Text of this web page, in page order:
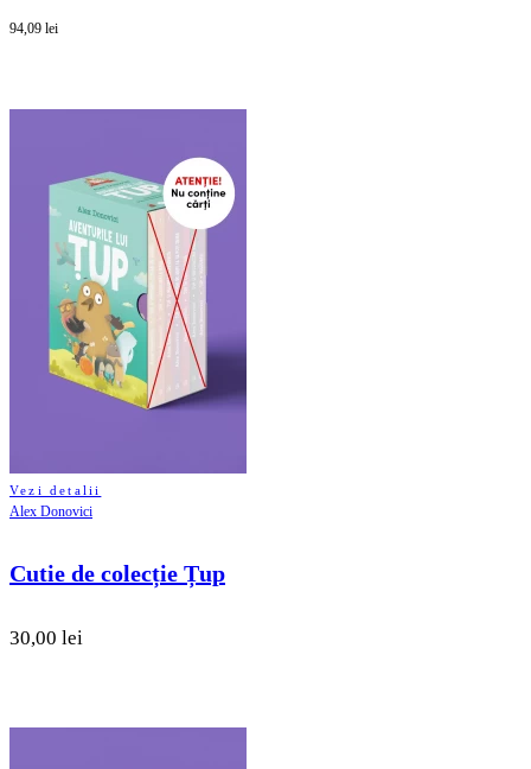
94,09 lei
Vezi detalii
Alex Donovici
Cutie de colecție Țup
30,00 lei